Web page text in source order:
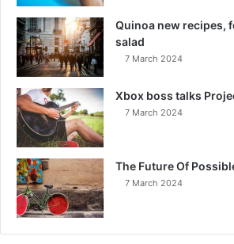
Quinoa new recipes,
salad
7 March 2024
Xbox boss talks
7 March 2024
The Future Of
7 March 2024